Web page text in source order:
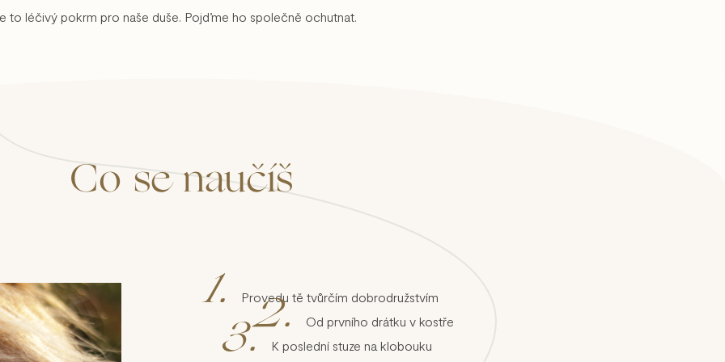
to léčivý pokrm pro naše duše. Pojďme ho společně ochutnat.
Co se naučíš
1. Provedu tě tvůrčím dobrodružstvím
2. Od prvního drátku v kostře
3. K poslední stuze na klobouku